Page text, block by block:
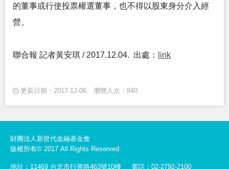
的董事或行使投票權選董事，也不得以股東身分介入經
營。
聯合報 記者黃安琪 / 2017.12.04. 出處： link
更新日期：2017-12-06 瀏覽人次：840
財團法人新世代金融基金會
版權所有© 2017 All Rights Reserved.
地址：11469 台北市行善路463號10樓 電話：02-2792-2100